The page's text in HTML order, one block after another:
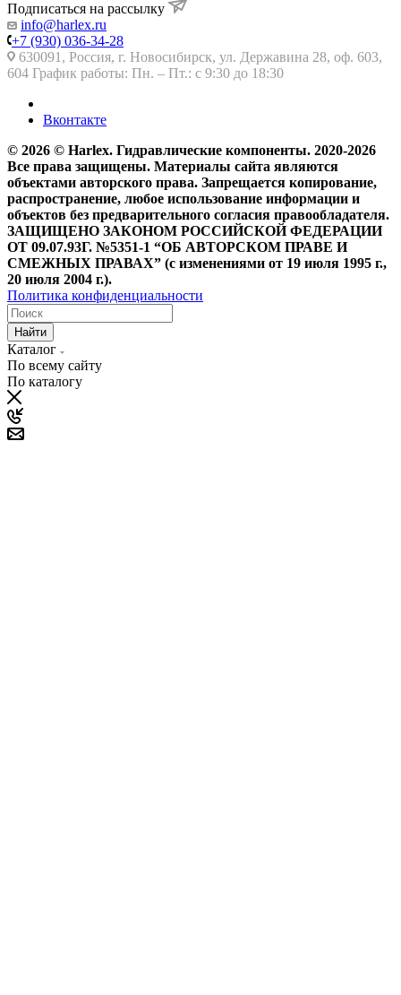
Подписаться на рассылку
info@harlex.ru
+7 (930) 036-34-28
630091, Россия, г. Новосибирск, ул. Державина 28, оф. 603,
604 График работы: Пн. – Пт.: с 9:30 до 18:30
Вконтакте
© 2026 © Harlex. Гидравлические компоненты. 2020-2026
Все права защищены. Материалы сайта являются
объектами авторского права. Запрещается копирование,
распространение, любое использование информации и
объектов без предварительного согласия правообладателя.
ЗАЩИЩЕНО ЗАКОНОМ РОССИЙСКОЙ ФЕДЕРАЦИИ
ОТ 09.07.93Г. №5351-1 “ОБ АВТОРСКОМ ПРАВЕ И
СМЕЖНЫХ ПРАВАХ” (с изменениями от 19 июля 1995 г.,
20 июля 2004 г.).
Политика конфиденциальности
Найти
Каталог
По всему сайту
По каталогу